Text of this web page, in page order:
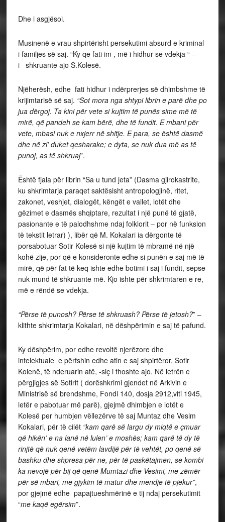
Dhe i asgjësoi.
Musinenë e vrau shpirtërisht persekutimi absurd e kriminal
i familjes së saj. “Ky qe fati im , më i hidhur se vdekja “ –
i shkruante ajo S.Kolesë.
Njëherësh, edhe fati hidhur i ndërprerjes së dhimbshme të
krijimtarisë së saj. “Sot mora nga shtypi librin e parë dhe po
jua dërgoj. Ta kini për vete si kujtim të punës sime më të
mirë, që pandeh se kam bërë, dhe të fundit. E mbani për
vete, mbasi nuk e nxjerr në shitje. E para, se është dasmë
dhe në zi’ duket qesharake; e dyta, se nuk dua më as të
punoj, as të shkruaj”.
Është fjala për librin “Sa u tund jeta” (Dasma gjirokastrite,
ku shkrimtarja paraqet saktësisht antropologjinë, ritet,
zakonet, veshjet, dialogët, këngët e vallet, lotët dhe
gëzimet e dasmës shqiptare, rezultat i një punë të gjatë,
pasionante e të palodhshme ndaj folklorit – por në funksion
të tekstit letrar) ), libër që M. Kokalari ia dërgonte të
porsabotuar Sotir Kolesë si një kujtim të mbramë në një
kohë zije, por që e konsideronte edhe si punën e saj më të
mirë, që për fat të keq ishte edhe botimi i saj i fundit, sepse
nuk mund të shkruante më. Kjo ishte për shkrimtaren e re,
më e rëndë se vdekja.
“Përse të punosh? Përse të shkruash? Përse të jetosh?” –
klithte shkrimtarja Kokalari, në dëshpërimin e saj të pafund.
Ky dëshpërim, por edhe revoltë njerëzore dhe
intelektuale e përfshin edhe atin e saj shpirtëror, Sotir
Kolenë, të nderuarin atë, -siç i thoshte ajo. Në letrën e
përgjigjes së Sotirit ( dorëshkrimi gjendet në Arkivin e
Ministrisë së brendshme, Fondi 140, dosja 2912,viti 1945,
letër e pabotuar më parë), gjejmë dhimbjen e lotët e
Kolesë per humbjen vëllezërve të saj Muntaz dhe Vesim
Kokalari, për të cilët “kam qarë së largu dy miqtë e çmuar
që hikën’ e na lanë në lulen’ e moshës; kam qarë të dy të
rinjtë që nuk qenë vetëm lavdijë për të vehtët, po qenë së
bashku dhe shpresa për ne, për të paskëtajmen, se kombi
ka nevojë për bij që qenë Mumtazi dhe Vesimi, me zëmër
për së mbari, me gjykim të matur dhe mendje të pjekur”,
por gjejmë edhe papajtueshmërinë e tij ndaj persekutimit
“me kaqë egërsim”.